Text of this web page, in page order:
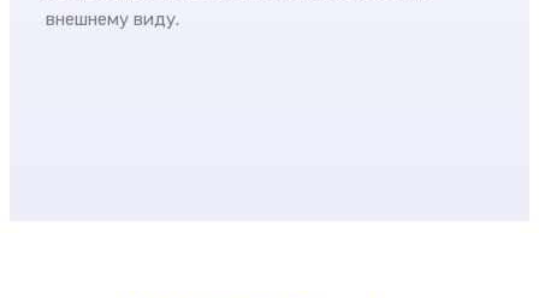
внешнему виду.